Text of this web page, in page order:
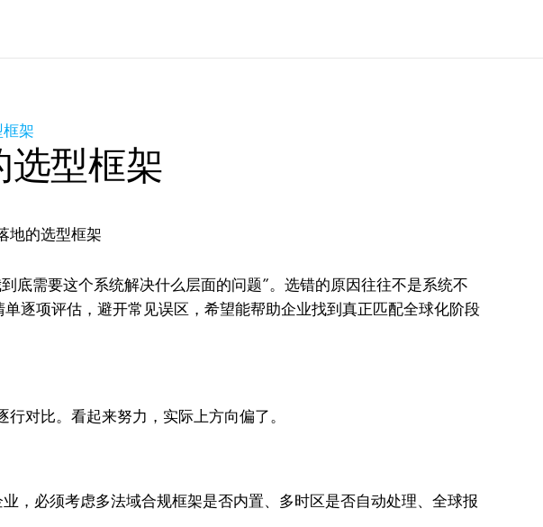
架
选型框架
需要这个系统解决什么层面的问题”。选错的原因往往不是系统不
逐项评估，避开常见误区，希望能帮助企业找到真正匹配全球化阶段
对比。看起来努力，实际上方向偏了。
，必须考虑多法域合规框架是否内置、多时区是否自动处理、全球报